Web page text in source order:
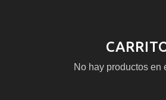
No hay productos en